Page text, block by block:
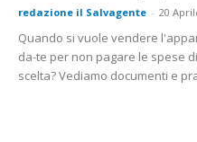
redazione il Salvagente - 20
Quando si vuole vendere
da-te per non pagare le spese
scelta? Vediamo documenti e